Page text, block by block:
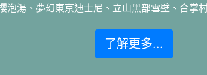
泡湯、夢幻東京迪士尼、立山黑部雪壁、合掌
了解更多...